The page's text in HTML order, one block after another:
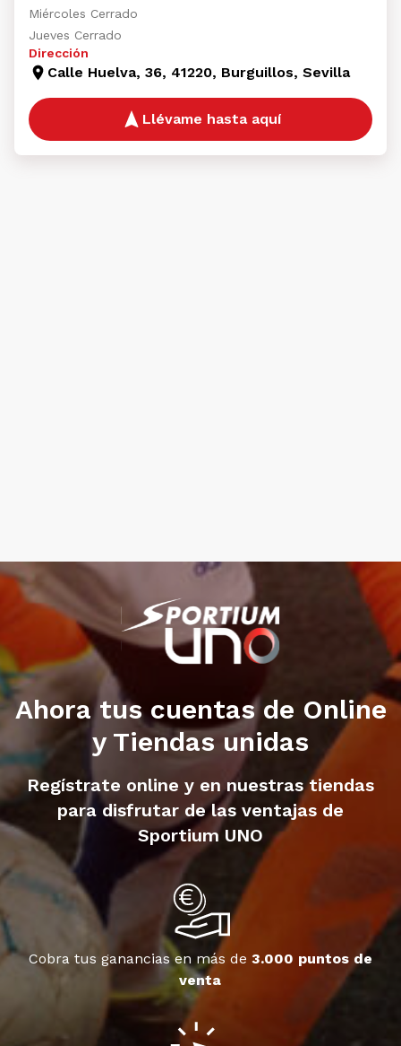
Miércoles Cerrado
Jueves Cerrado
Dirección
Calle Huelva, 36, 41220, Burguillos, Sevilla
Llévame hasta aquí
Ahora tus cuentas de Online
y Tiendas unidas
Regístrate online y en nuestras tiendas
para disfrutar de las ventajas de
Sportium UNO
Cobra tus ganancias en más de 3.000 puntos de
venta